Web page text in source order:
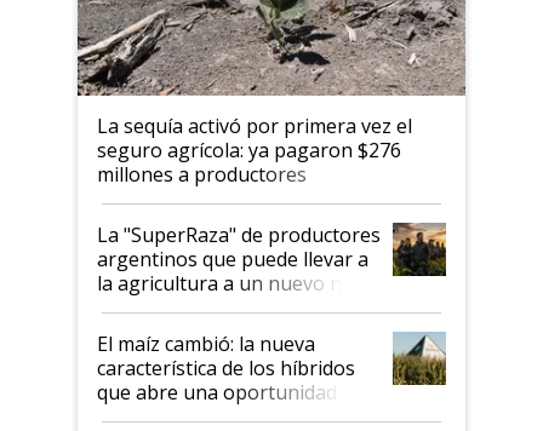
La sequía activó por primera vez el
seguro agrícola: ya pagaron $276
millones a productores
La "SuperRaza" de productores
argentinos que puede llevar a
la agricultura a un nuevo nivel:
"Las posibilidades de
crecimiento son infinitas"
El maíz cambió: la nueva
característica de los híbridos
que abre una oportunidad en
el lote